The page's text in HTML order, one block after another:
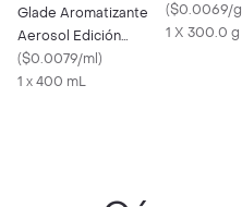
Glade Aromatizante
Aerosol Edición
Limitada Sandía
Refrescante
($0.0079/ml)
1 x 400 mL
($0.0069/g
1 X 300.0 g